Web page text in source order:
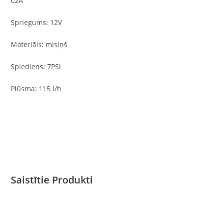
Spriegums: 12V
Materiāls: misiņš
Spiediens: 7PSI
Plūsma: 115 l/h
Saistītie Produkti